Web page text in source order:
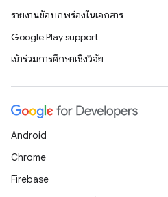
รายงานข้อบกพร่องในเอกสาร
Google Play support
เข้าร่วมการศึกษาเชิงวิจัย
Android
Chrome
Firebase